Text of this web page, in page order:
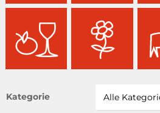
Kategorie